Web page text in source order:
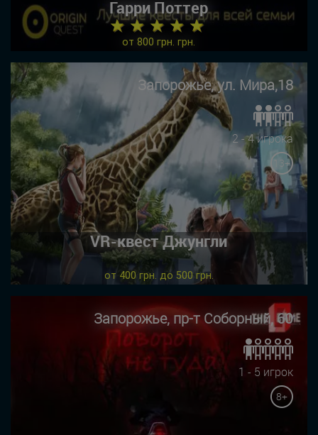
Гарри Поттер
★ ★ ★ ★ ★
от 800 грн. грн.
Запорожье, ул. Мира,18
2 - 4 игрока
13+
VR-квест Джунгли
от 400 грн. до 500 грн.
Запорожье, пр-т Соборный, 60
1 - 5 игрок
8+